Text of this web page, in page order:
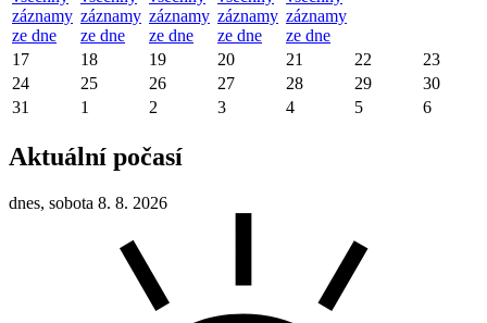
záznamy
ze dne
záznamy
ze dne
záznamy
ze dne
záznamy
ze dne
záznamy
ze dne
17 18 19 20 21 22
23
24
25 26 27 28 29
30
31
1 2 3 4 5 6
Aktuální počasí
dnes, sobota 8. 8. 2026